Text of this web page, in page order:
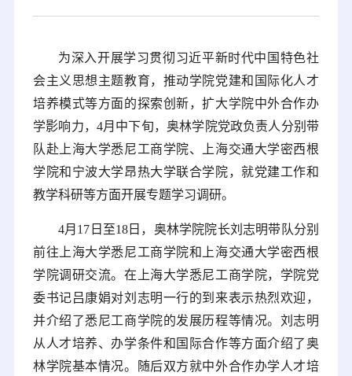
为深入开展学习贯彻习近平新时代中国特色社
会主义思想主题教育，推动学院党建和国际化人才
培养模式等方面的探索创新，扩大学院中外合作办
学影响力，4月中下旬，奥林学院党政负责人分别带
队赴上海大学悉尼工商学院、上海交通大学密西根
学院和宁波大学昂热大学联合学院，就党建工作和
教学科研等方面开展专题学习调研。
4月17日至18日，奥林学院院长刘志明带队分别
前往上海大学悉尼工商学院和上海交通大学密西根
学院调研交流。在上海大学悉尼工商学院，学院党
委书记吕康娟对刘志明一行的到来表示热烈欢迎，
并介绍了悉尼工商学院的发展历程等情况。刘志明
从人才培养、办学条件和国际合作等方面介绍了奥
林学院基本情况。随后双方就中外合作办学人才培